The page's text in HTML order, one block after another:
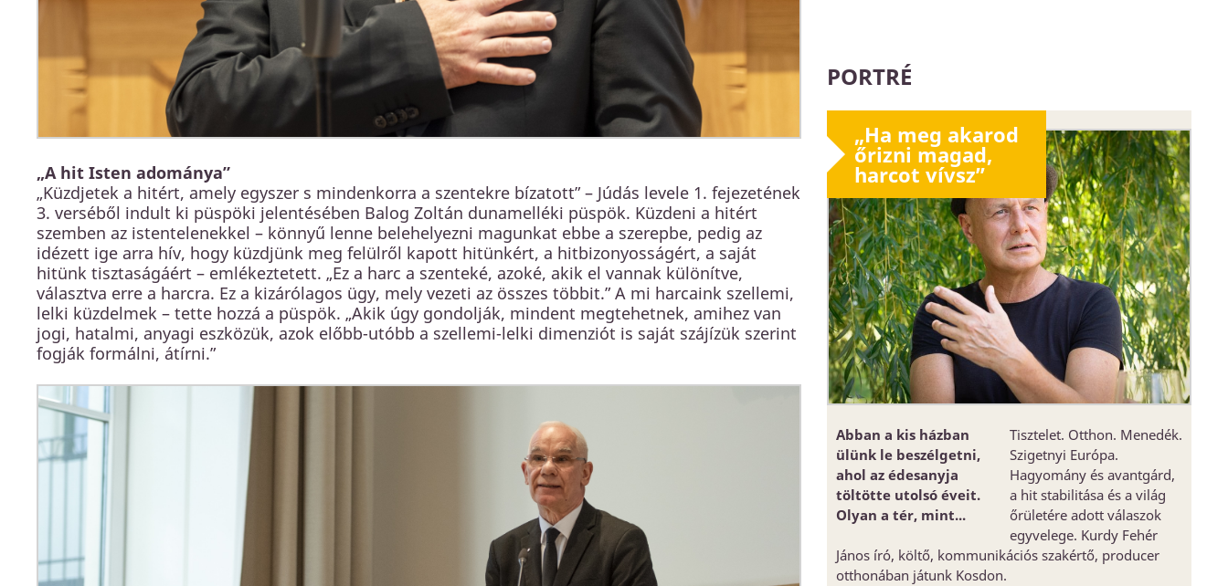
„A hit Isten adománya”
„Küzdjetek a hitért, amely egyszer s mindenkorra a szentekre bízatott” – Júdás levele 1. fejezetének
3. verséből indult ki püspöki jelentésében Balog Zoltán dunamelléki püspök. Küzdeni a hitért
szemben az istentelenekkel – könnyű lenne belehelyezni magunkat ebbe a szerepbe, pedig az
idézett ige arra hív, hogy küzdjünk meg felülről kapott hitünkért, a hitbizonyosságért, a saját
hitünk tisztaságáért – emlékeztetett. „Ez a harc a szenteké, azoké, akik el vannak különítve,
választva erre a harcra. Ez a kizárólagos ügy, mely vezeti az összes többit.” A mi harcaink szellemi,
lelki küzdelmek – tette hozzá a püspök. „Akik úgy gondolják, mindent megtehetnek, amihez van
jogi, hatalmi, anyagi eszközük, azok előbb-utóbb a szellemi-lelki dimenziót is saját szájízük szerint
fogják formálni, átírni.”
PORTRÉ
„Ha meg akarod
őrizni magad,
harcot vívsz”
Abban a kis házban
ülünk le beszélgetni,
ahol az édesanyja
töltötte utolsó éveit.
Olyan a tér, mint...
Tisztelet. Otthon. Menedék.
Szigetnyi Európa.
Hagyomány és avantgárd,
a hit stabilitása és a világ
őrületére adott válaszok
egyvelege. Kurdy Fehér
János író, költő, kommunikációs szakértő, producer
otthonában játunk Kosdon.